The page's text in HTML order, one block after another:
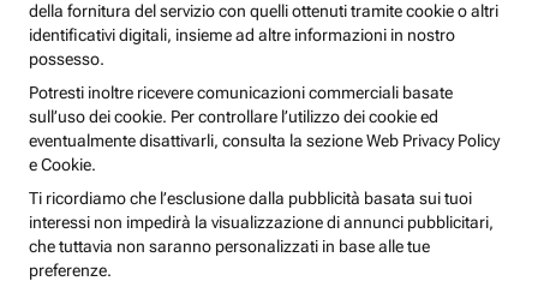
della fornitura del servizio con quelli ottenuti tramite cookie o altri
identificativi digitali, insieme ad altre informazioni in nostro
possesso.
Potresti inoltre ricevere comunicazioni commerciali basate
sull’uso dei cookie. Per controllare l’utilizzo dei cookie ed
eventualmente disattivarli, consulta la sezione Web Privacy Policy
e Cookie.
Ti ricordiamo che l’esclusione dalla pubblicità basata sui tuoi
interessi non impedirà la visualizzazione di annunci pubblicitari,
che tuttavia non saranno personalizzati in base alle tue
preferenze.